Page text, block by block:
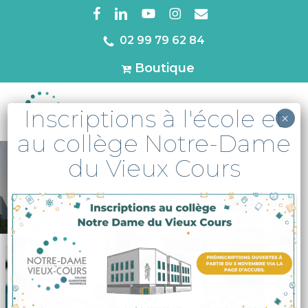
facebooklinkedinyoutubeinstagram
email
02 99 79 62 84
Boutique
MENU
A la une
Soirée
jeux
cycle
Inscriptions à l'école et
au collège Notre-Dame
du Vieux Cours
×